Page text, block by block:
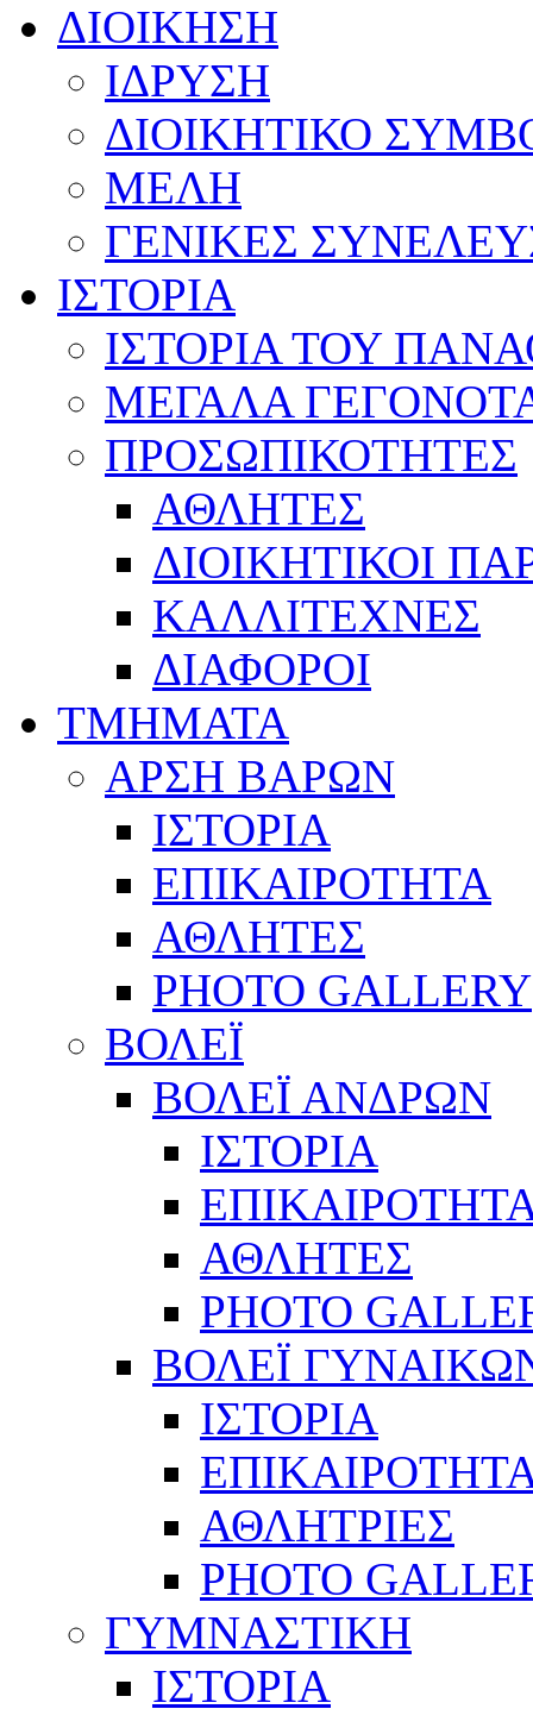
ΔΙΟΙΚΗΣΗ
ΙΔΡΥΣΗ
ΔΙΟΙΚΗΤΙΚΟ
ΜΕΛΗ
ΓΕΝΙΚΕΣ
ΙΣΤΟΡΙΑ
ΙΣΤΟΡΙΑ ΤΟΥ
ΜΕΓΑΛΑ
ΠΡΟΣΩΠΙΚΟΤΗΤΕΣ
ΑΘΛΗΤΕΣ
ΔΙΟΙΚΗΤΙΚΟΙ
ΚΑΛΛΙΤΕΧΝΕΣ
ΔΙΑΦΟΡΟΙ
ΤΜΗΜΑΤΑ
ΑΡΣΗ ΒΑΡΩΝ
ΙΣΤΟΡΙΑ
ΕΠΙΚΑΙΡΟΤΗΤΑ
ΑΘΛΗΤΕΣ
PHOTO GALLERY
ΒΟΛΕΪ
ΒΟΛΕΪ ΑΝΔΡΩΝ
ΙΣΤΟΡΙΑ
ΑΘΛΗΤΕΣ
PHOTO
ΒΟΛΕΪ
ΙΣΤΟΡΙΑ
ΑΘΛΗΤΡΙΕΣ
PHOTO
ΓΥΜΝΑΣΤΙΚΗ
ΙΣΤΟΡΙΑ